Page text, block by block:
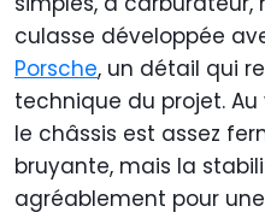
culasse développée
Porsche, un détail qui
technique du projet.
le châssis est assez
bruyante, mais la
agréablement pour